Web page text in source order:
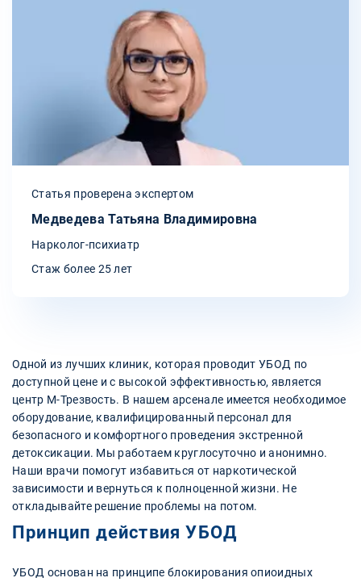
Статья проверена экспертом
Медведева Татьяна Владимировна
Нарколог-психиатр
Стаж более 25 лет
Одной из лучших клиник, которая проводит УБОД по
доступной цене и с высокой эффективностью, является
центр М-Трезвость. В нашем арсенале имеется необходимое
оборудование, квалифицированный персонал для
безопасного и комфортного проведения экстренной
детоксикации. Мы работаем круглосуточно и анонимно.
Наши врачи помогут избавиться от наркотической
зависимости и вернуться к полноценной жизни. Не
откладывайте решение проблемы на потом.
Принцип действия УБОД
УБОД основан на принципе блокирования опиоидных